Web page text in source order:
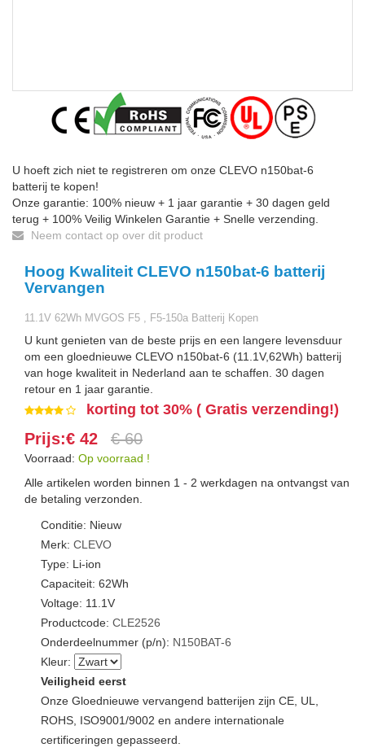
U hoeft zich niet te registreren om onze CLEVO n150bat-6
batterij te kopen!
Onze garantie: 100% nieuw + 1 jaar garantie + 30 dagen geld
terug + 100% Veilig Winkelen Garantie + Snelle verzending.
Neem contact op over dit product
Hoog Kwaliteit CLEVO n150bat-6 batterij
Vervangen
11.1V 62Wh MVGOS F5 , F5-150a Batterij Kopen
U kunt genieten van de beste prijs en een langere levensduur
om een gloednieuwe CLEVO n150bat-6 (11.1V,62Wh) batterij
van hoge kwaliteit in Nederland aan te schaffen. 30 dagen
retour en 1 jaar garantie.
korting tot 30% ( Gratis verzending!)
Prijs:€ 42 € 60
Voorraad: Op voorraad !
Alle artikelen worden binnen 1 - 2 werkdagen na ontvangst van
de betaling verzonden.
Conditie: Nieuw
Merk: CLEVO
Type: Li-ion
Capaciteit: 62Wh
Voltage: 11.1V
Productcode: CLE2526
Onderdeelnummer (p/n): N150BAT-6
Kleur:
Veiligheid eerst
Onze Gloednieuwe vervangend batterijen zijn CE, UL,
ROHS, ISO9001/9002 en andere internationale
certificeringen gepasseerd.